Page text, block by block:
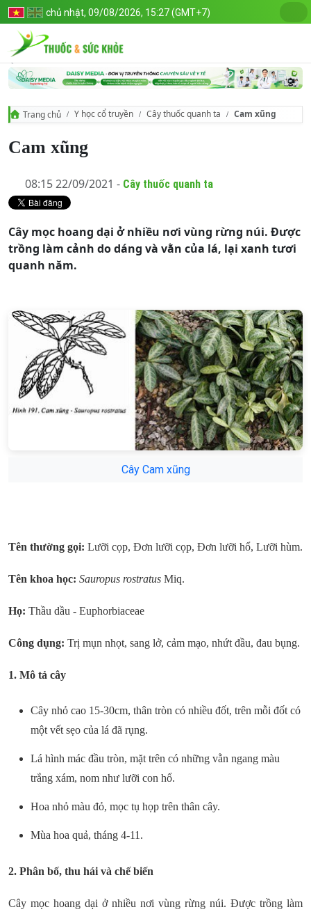
chủ nhật, 09/08/2026, 15:27 (GMT+7)
Trang chủ Y học cổ truyền Cây thuốc quanh ta Cam xũng
Cam xũng
08:15 22/09/2021 - Cây thuốc quanh ta
Cây mọc hoang dại ở nhiều nơi vùng rừng núi. Được
trồng làm cảnh do dáng và vằn của lá, lại xanh tươi
quanh năm.
Cây Cam xũng
Tên thường gọi: Lưỡi cọp, Đơn lưỡi cọp, Đơn lưỡi hổ, Lưỡi hùm.
Tên khoa học: Sauropus rostratus Miq.
Họ: Thầu dầu - Euphorbiaceae
Công dụng: Trị mụn nhọt, sang lở, cảm mạo, nhứt đầu, đau bụng.
1. Mô tả cây
Cây nhỏ cao 15-30cm, thân tròn có nhiều đốt, trên mỗi đốt có
một vết sẹo của lá đã rụng.
Lá hình mác đầu tròn, mặt trên có những vằn ngang màu
trắng xám, nom như lưỡi con hổ.
Hoa nhỏ màu đỏ, mọc tụ họp trên thân cây.
Mùa hoa quả, tháng 4-11.
2. Phân bố, thu hái và chế biến
Cây mọc hoang dại ở nhiều nơi vùng rừng núi. Được trồng làm